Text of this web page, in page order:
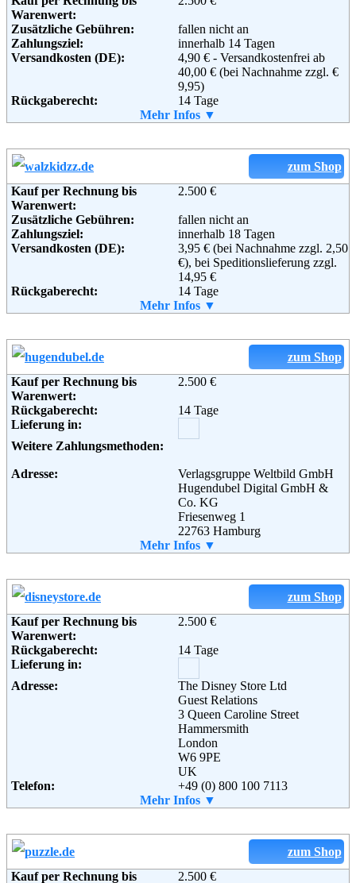
Adresse:
Toys"R"Us GmbH
Köhlstr. 8
50827 Köln
+49 (0) 1805 - 810 710
+49 (0) 2151 - 763 000 72
Email:
service@toysrus.de
Weiterführende
Informationen:
Warenwert:
Zusätzliche Gebühren:
fallen nicht an
Zahlungsziel:
innerhalb 14 Tagen
Versandkosten (DE):
4,90 € - Versandkostenfrei ab
40,00 € (bei Nachnahme zzgl. €
9,95)
Rückgaberecht:
14 Tage
Ja
Mehr Infos ▼
zum Shop
Kauf per Rechnung bis
Warenwert:
2.500 €
Zusätzliche Gebühren:
fallen nicht an
Zahlungsziel:
innerhalb 18 Tagen
Versandkosten (DE):
3,95 € (bei Nachnahme zzgl. 2,50
€), bei Speditionslieferung zzgl.
14,95 €
Rückgaberecht:
14 Tage
Ja
Weitere Zahlungsmethoden:
Adresse:
Versandhaus Walz GmbH
88339 Bad Waldsee
Telefon:
Fax:
+49 (0) 1805 33 40 12
Email:
info@walzkidzz.de
Weiterführende
AGB
Mehr Infos ▼
zum Shop
Kauf per Rechnung bis
Warenwert:
2.500 €
Rückgaberecht:
14 Tage
Lieferung in:
Weitere Zahlungsmethoden:
Adresse:
Verlagsgruppe Weltbild GmbH
Hugendubel Digital GmbH &
Co. KG
Friesenweg 1
22763 Hamburg
089 - 70 80 99 47
Informationen:
Mehr Infos ▼
zum Shop
Kauf per Rechnung bis
Warenwert:
2.500 €
Rückgaberecht:
14 Tage
Lieferung in:
Adresse:
The Disney Store Ltd
Guest Relations
3 Queen Caroline Street
Hammersmith
London
W6 9PE
UK
Telefon:
+49 (0) 800 100 7113
Mehr Infos ▼
zum Shop
Kauf per Rechnung bis
2.500 €